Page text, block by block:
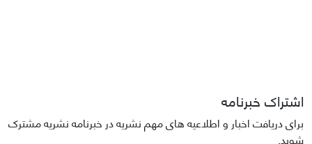
اشتراک خبرنامه
برای دریافت اخبار و اطلاعیه های مهم نشریه در خبرنامه نشریه مشترک
شوید.